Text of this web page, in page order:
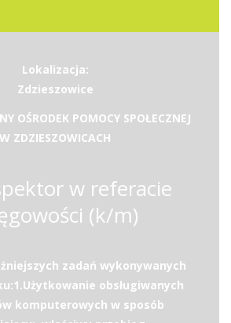
Lokalizacja:
Zdzieszowice
OŚRODEK POMOCY SPOŁECZNEJ
W ZDZIESZOWICACH
w referacie
(k/m)
zadań wykonywanych
obsługiwanych
komputerowych w sposób